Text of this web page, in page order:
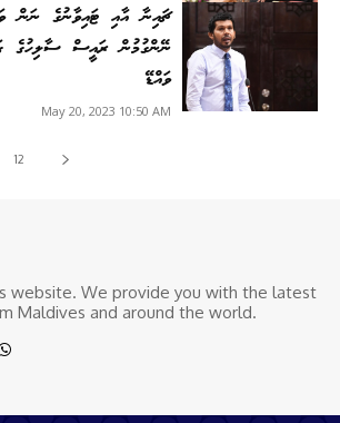
ޗައިނާ އާއި ޓައިވާނުގެ ނަން
ނޭންގުމުން ރައީސް ސާލިހުގެ
ވައްޑޭ
May 20, 2023 10:50 AM
12
website. We provide you with the latest
Maldives and around the world.